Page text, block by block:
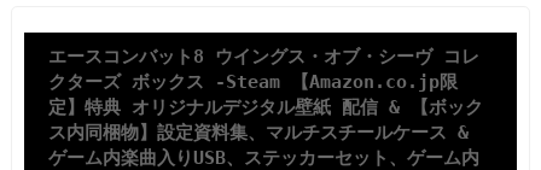
エースコンバット8 ウイングス・オブ・シーヴ コレ
クターズ ボックス -Steam 【Amazon.co.jp限
定】特典 オリジナルデジタル壁紙 配信 & 【ボック
ス内同梱物】設定資料集、マルチスチールケース &
ゲーム内楽曲入りUSB、ステッカーセット、ゲーム内